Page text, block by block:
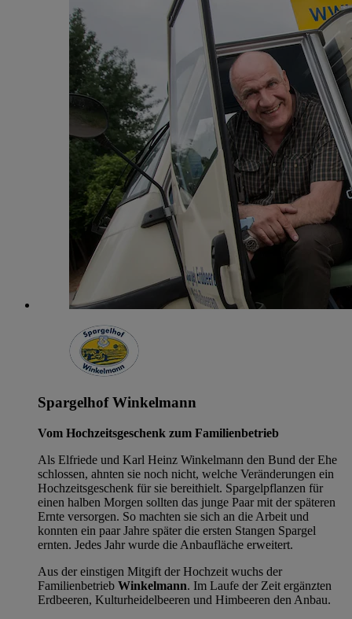
Spargelhof Winkelmann
Vom Hochzeitsgeschenk zum Familienbetrieb
Als Elfriede und Karl Heinz Winkelmann den Bund der Ehe
schlossen, ahnten sie noch nicht, welche Veränderungen ein
Hochzeitsgeschenk für sie bereithielt. Spargelpflanzen für
einen halben Morgen sollten das junge Paar mit der späteren
Ernte versorgen. So machten sie sich an die Arbeit und
konnten ein paar Jahre später die ersten Stangen Spargel
ernten. Jedes Jahr wurde die Anbaufläche erweitert.
Aus der einstigen Mitgift der Hochzeit wuchs der
Familienbetrieb Winkelmann. Im Laufe der Zeit ergänzten
Erdbeeren, Kulturheidelbeeren und Himbeeren den Anbau.